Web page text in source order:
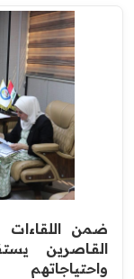
ضمن اللقاءات
القـاصرين
واحتياجاتهم